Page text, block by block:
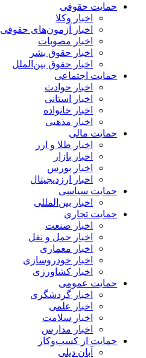
حمایت حقوقی
اخبار وکلا
اخبار آزمون‌های حقوقی
اخبار مصوبات
اخبار حقوق بشر
اخبار حقوق بین‌الملل
حمایت اجتماعی
اخبار حوادث
اخبار استانی
اخبار خانواده
اخبار مذهبی
حمایت مالی
اخبار طلا و ارز
اخبار بازار
اخبار بورس
اخبار ارزدیجیتال
حمایت سیاسی
اخبار بین‌المللی
حمایت تجاری
اخبار صنعت
اخبار حمل و نقل
اخبار معماری
اخبار خودروسازی
اخبار کشاورزی
حمایت عمومی
اخبار گردشگری
اخبار علمی
اخبار سلامت
اخبار مدارس
حمایت از کسب‌وکار
آبان دیلی